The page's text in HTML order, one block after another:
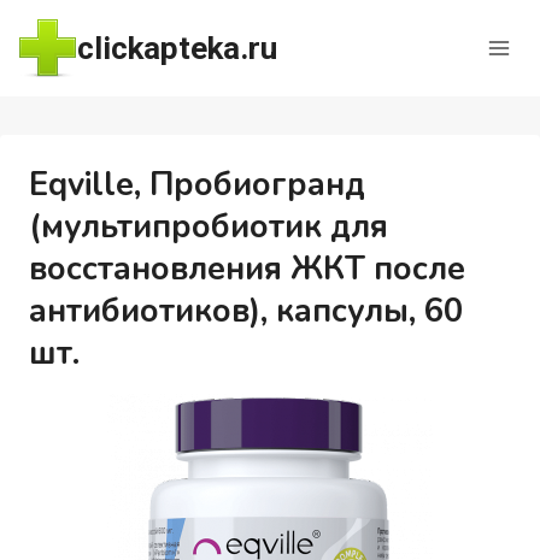
Перейти
содержимому
clickapteka.ru
Eqville, Пробиогранд
(мультипробиотик для
восстановления ЖКТ после
антибиотиков), капсулы, 60
шт.